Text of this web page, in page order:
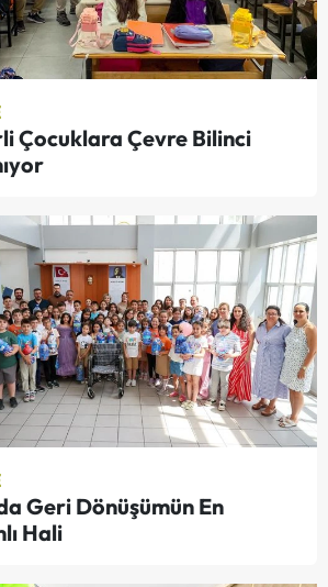
Çocuklara Çevre Bilinci
Geri Dönüşümün En
Hali